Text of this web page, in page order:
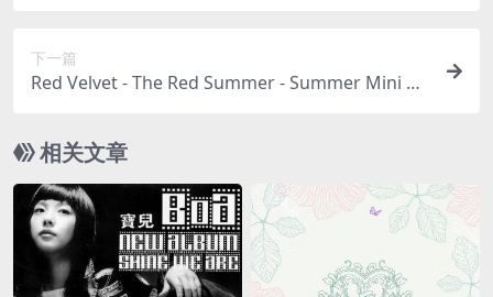
下一篇
Red Velvet - The Red Summer - Summer Mini Al
相关文章